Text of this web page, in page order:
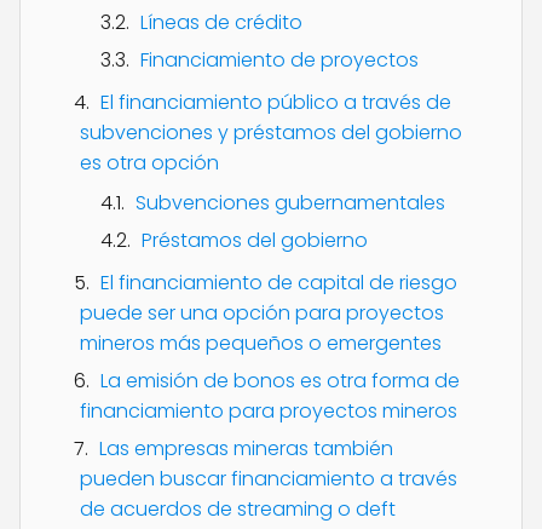
Líneas de crédito
Financiamiento de proyectos
El financiamiento público a través de
subvenciones y préstamos del gobierno
es otra opción
Subvenciones gubernamentales
Préstamos del gobierno
El financiamiento de capital de riesgo
puede ser una opción para proyectos
mineros más pequeños o emergentes
La emisión de bonos es otra forma de
financiamiento para proyectos mineros
Las empresas mineras también
pueden buscar financiamiento a través
de acuerdos de streaming o deft